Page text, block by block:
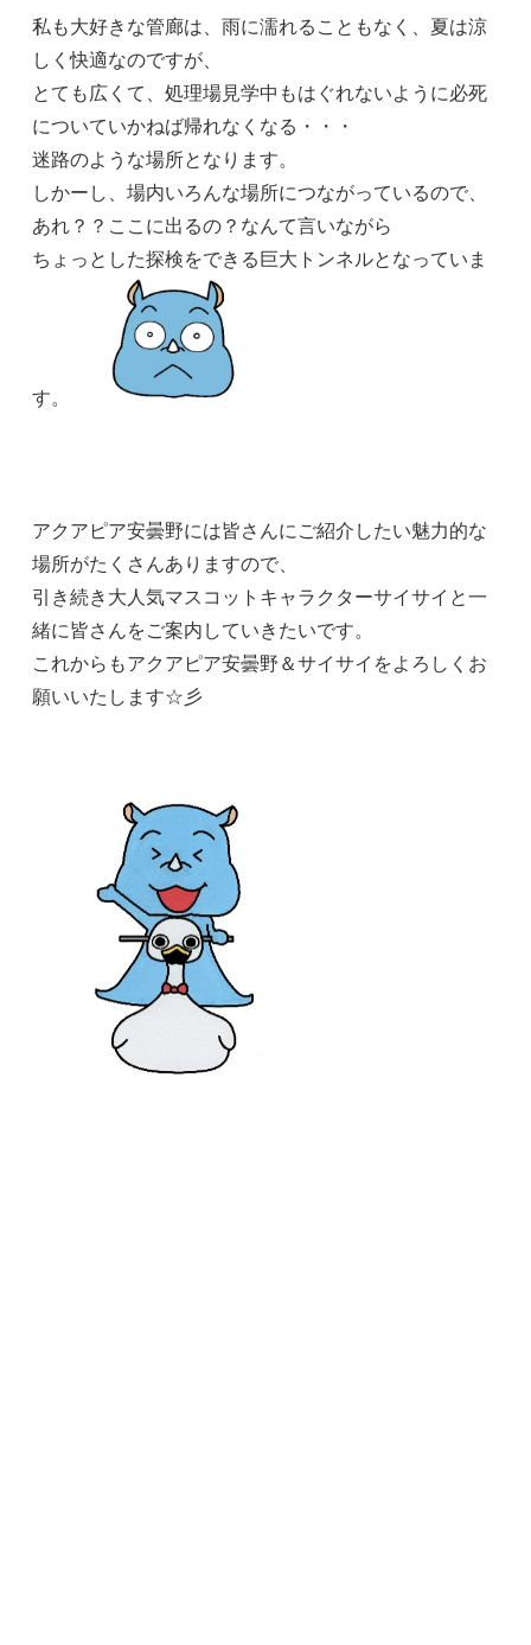
私も大好きな管廊は、雨に濡れることもなく、夏は涼
しく快適なのですが、
とても広くて、処理場見学中もはぐれないように必死
についていかねば帰れなくなる・・・
迷路のような場所となります。
しかーし、場内いろんな場所につながっているので、
あれ？？ここに出るの？なんて言いながら
ちょっとした探検をできる巨大トンネルとなっていま
す。
アクアピア安曇野には皆さんにご紹介したい魅力的な
場所がたくさんありますので、
引き続き大人気マスコットキャラクターサイサイと一
緒に皆さんをご案内していきたいです。
これからもアクアピア安曇野＆サイサイをよろしくお
願いいたします☆彡